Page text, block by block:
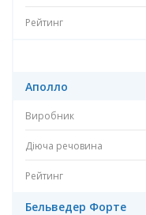
Аполло
Бельведер Форте